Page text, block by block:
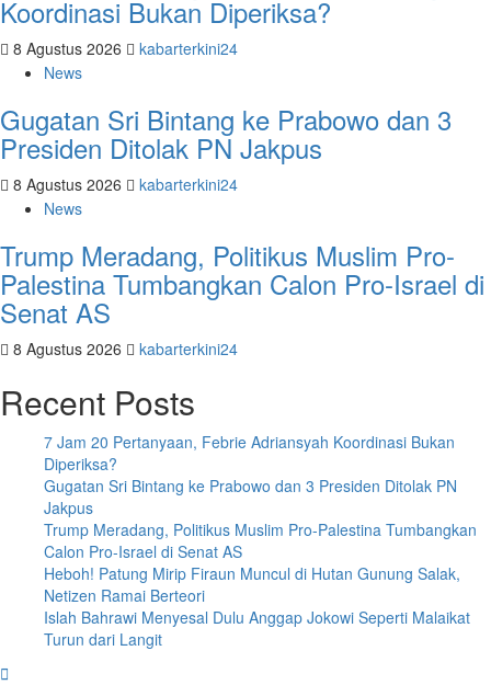
Koordinasi Bukan Diperiksa?
8 Agustus 2026
kabarterkini24
News
Gugatan Sri Bintang ke Prabowo dan 3
Presiden Ditolak PN Jakpus
8 Agustus 2026
kabarterkini24
News
Trump Meradang, Politikus Muslim Pro-
Palestina Tumbangkan Calon Pro-Israel di
Senat AS
8 Agustus 2026 kabarterkini24
Recent Posts
7 Jam 20 Pertanyaan, Febrie Adriansyah Koordinasi Bukan
Diperiksa?
Gugatan Sri Bintang ke Prabowo dan 3 Presiden Ditolak PN
Jakpus
Trump Meradang, Politikus Muslim Pro-Palestina Tumbangkan
Calon Pro-Israel di Senat AS
Heboh! Patung Mirip Firaun Muncul di Hutan Gunung Salak,
Netizen Ramai Berteori
Islah Bahrawi Menyesal Dulu Anggap Jokowi Seperti Malaikat
Turun dari Langit